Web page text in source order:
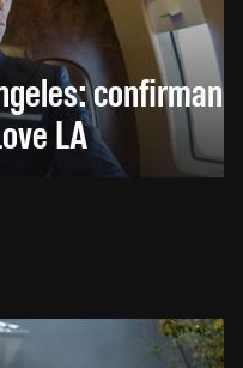
confirman
LA